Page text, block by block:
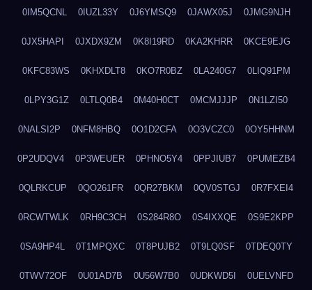
0IM5QCNL 0IUZL33Y 0J6YMSQ9 0JAWX05J 0JMG9NJH
0JX5HAPI 0JXDX9ZM 0K8I19RD 0KA2KHRR 0KCE9EJG
0KFC83WS 0KHXDLT8 0KO7R0BZ 0LA240G7 0LIQ91PM
0LPY3G1Z 0LTLQ0B4 0M40H0CT 0MCMJJJP 0N1LZI50
0NALSI2P 0NFM8HBQ 0O1D2CFA 0O3VCZC0 0OY5HHNM
0P2UDQV4 0P3WEUER 0PHNO5Y4 0PPJIUB7 0PUMEZB4
0QLRKCUP 0QO261FR 0QR27BKM 0QV0STGJ 0R7FXEI4
0RCWTWLK 0RH9C3CH 0S284R8O 0S4IXXQE 0S9E2KPP
0SA9HP4L 0T1MPQXC 0T8PUJB2 0T9LQ0SF 0TDEQ0TY
0TWV72OF 0U01AD7B 0U56W7B0 0UDKWD5I 0UELVNFD